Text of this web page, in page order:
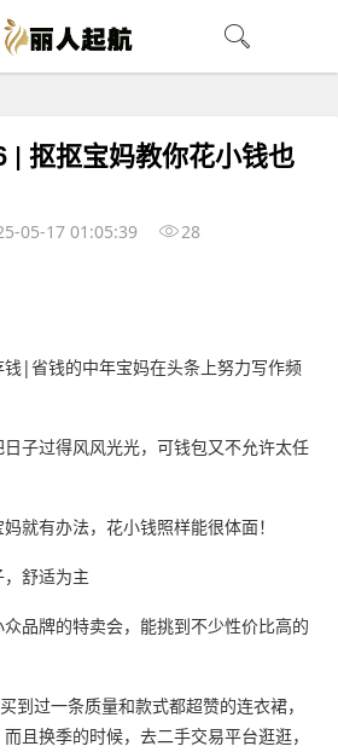
| 抠抠宝妈教你花小钱也
05-17 01:05:39 28
|省钱的中年宝妈在头条上努力写作频
子过得风风光光，可钱包又不允许太任
就有办法，花小钱照样能很体面！
舒适为主
品牌的特卖会，能挑到不少性价比高的
到过一条质量和款式都超赞的连衣裙，
且换季的时候，去二手交易平台逛逛，